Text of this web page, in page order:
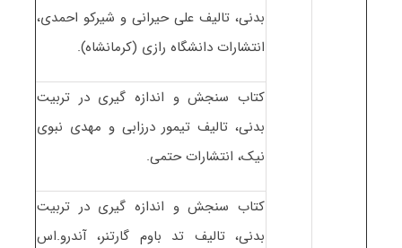
بدنی، تالیف علی حیرانی و شیرکو احمدی،
انتشارات دانشگاه رازی (کرمانشاه).
کتاب سنجش و اندازه گیری در تربیت
بدنی، تالیف تیمور درزابی و مهدی نبوی
نیک، انتشارات حتمی.
کتاب سنجش و اندازه گیری در تربیت
بدنی، تالیف تد باوم گارتنر، آندرو.اس